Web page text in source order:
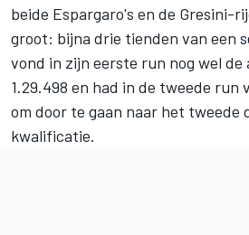
beide Espargaro's en de Gresini-
groot: bijna drie tienden van een
vond in zijn eerste run nog wel
1.29.498 en had in de tweede run
om door te gaan naar het tweede
kwalificatie.